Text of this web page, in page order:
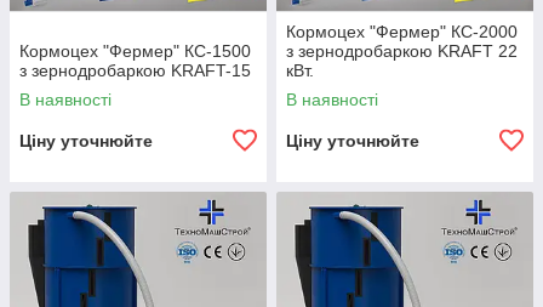
Кормоцех "Фермер" КС-1500
з зернодробаркою KRAFT-15
В наявності
Ціну уточнюйте
Кормоцех "Фермер" КС-2000
з зернодробаркою KRAFT 22
кВт.
В наявності
Ціну уточнюйте